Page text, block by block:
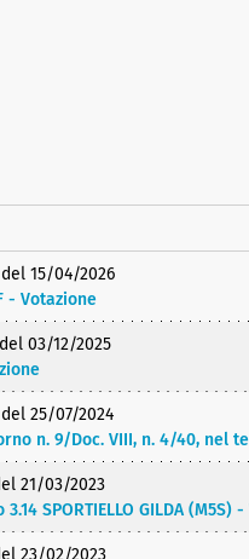
15/04/2026
- Votazione
03/12/2025
25/07/2024
n. 9/Doc. VIII, n. 4/40, nel
21/03/2023
SPORTIELLO GILDA